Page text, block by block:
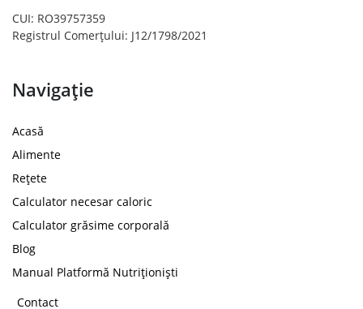
CUI: RO39757359
Registrul Comerțului: J12/1798/2021
Navigație
Acasă
Alimente
Rețete
Calculator necesar caloric
Calculator grăsime corporală
Blog
Manual Platformă Nutriționiști
Contact